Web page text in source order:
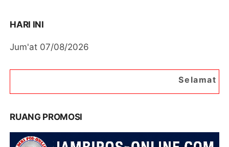
HARI INI
Jum'at 07/08/2026
Selamat Datang di Portal
RUANG PROMOSI